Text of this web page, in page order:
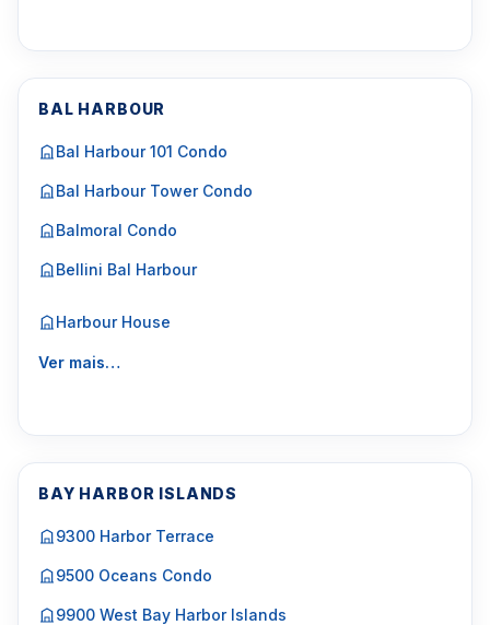
BAL HARBOUR
Bal Harbour 101 Condo
Bal Harbour Tower Condo
Balmoral Condo
Bellini Bal Harbour
Harbour House
Ver mais…
BAY HARBOR ISLANDS
9300 Harbor Terrace
9500 Oceans Condo
9900 West Bay Harbor Islands